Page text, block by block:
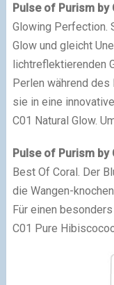
Pulse of Purism by
Glowing Perfection.
Glow und gleicht
lichtreflektierenden
Perlen während
sie in eine
C01 Natural Glow.
Pulse of Purism by
Best Of Coral. Der
die Wangen-
Für einen
C01 Pure